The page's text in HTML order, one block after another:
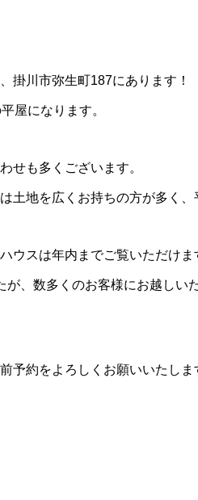
掛川市弥生町187にあります！
屋になります。
せも多くございます。
土地を広くお持ちの方が多く、
ウスは年内までご覧いただけま
が、数多くのお客様にお越しい
予約をよろしくお願いいたしま